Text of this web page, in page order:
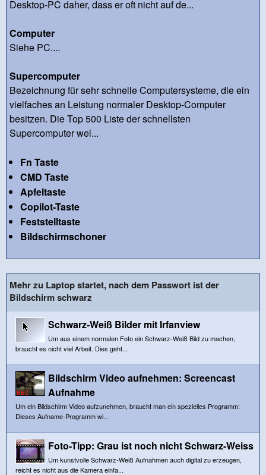
Desktop-PC daher, dass er oft nicht auf de...
Computer
Siehe PC....
Supercomputer
Bezeichnung für sehr schnelle Computersysteme, die ein
vielfaches an Leistung normaler Desktop-Computer
besitzen. Die Top 500 Liste der schnellsten
Supercomputer wel...
Fn Taste
CMD Taste
Apfeltaste
Copilot-Taste
Feststelltaste
Bildschirmschoner
Mehr zu Laptop startet, nach dem Passwort ist der
Bildschirm schwarz
Schwarz-Weiß Bilder mit Irfanview
Um aus einem normalen Foto ein Schwarz-Weiß Bild zu machen,
braucht es nicht viel Arbeit. Dies geht...
Bildschirm Video aufnehmen: Screencast
Aufnahme
Um ein Bildschirm Video aufzunehmen, braucht man ein spezielles Programm:
Dieses Aufname-Programm wi...
Foto-Tipp: Grau ist noch nicht Schwarz-Weiss
Um kunstvolle Schwarz-Weiß Aufnahmen auch digital zu erzeugen,
reicht es nicht aus die Kamera einfa...